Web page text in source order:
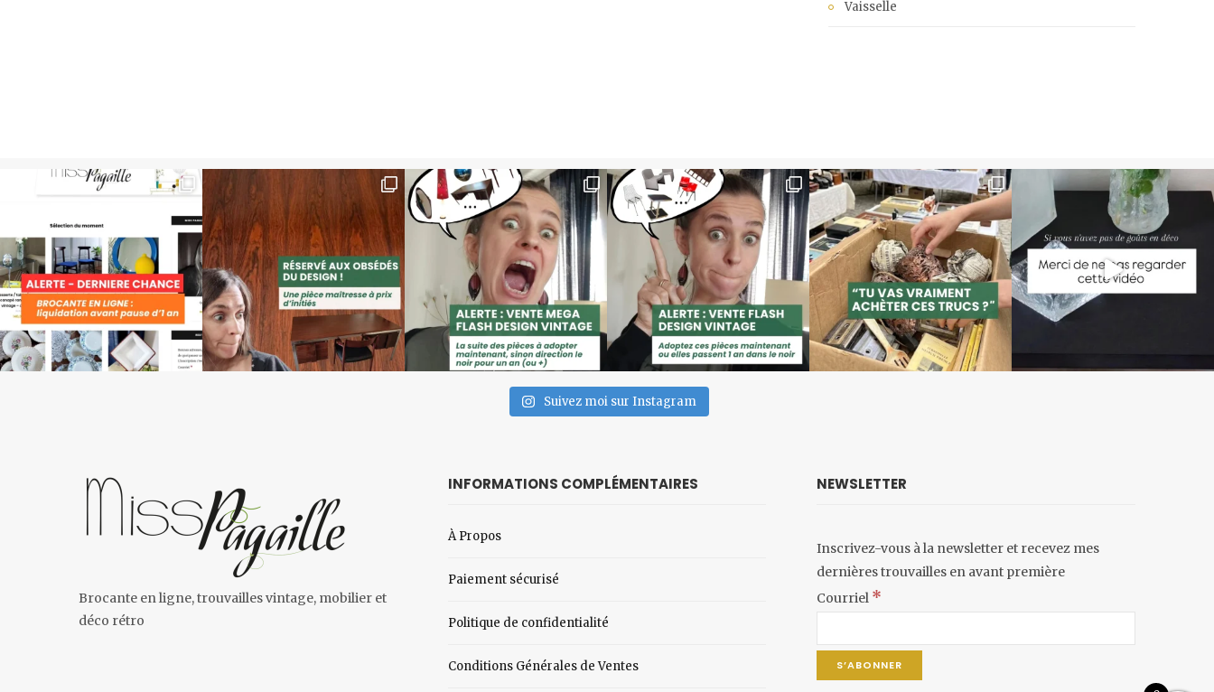
Vaisselle
Suivez moi sur Instagram
Brocante en ligne, trouvailles vintage, mobilier et
déco rétro
INFORMATIONS COMPLÉMENTAIRES
À Propos
Paiement sécurisé
Politique de confidentialité
Conditions Générales de Ventes
NEWSLETTER
Inscrivez-vous à la newsletter et recevez mes
dernières trouvailles en avant première
Courriel *